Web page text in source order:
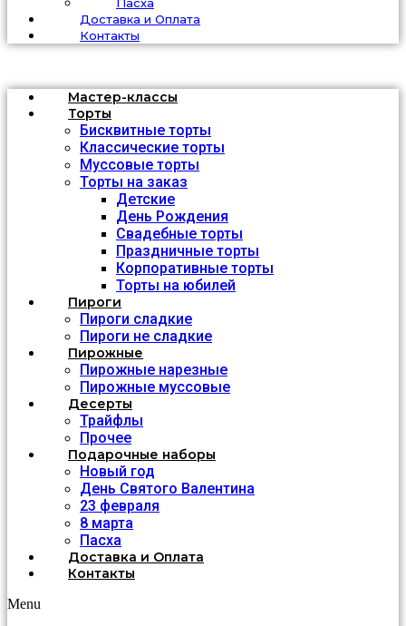
Пасха
Доставка и Оплата
Контакты
Мастер-классы
Торты
Бисквитные торты
Классические торты
Муссовые торты
Торты на заказ
Детские
День Рождения
Свадебные торты
Праздничные торты
Корпоративные торты
Торты на юбилей
Пироги
Пироги сладкие
Пироги не сладкие
Пирожные
Пирожные нарезные
Пирожные муссовые
Десерты
Трайфлы
Прочее
Подарочные наборы
Новый год
День Святого Валентина
23 февраля
8 марта
Пасха
Доставка и Оплата
Контакты
Menu